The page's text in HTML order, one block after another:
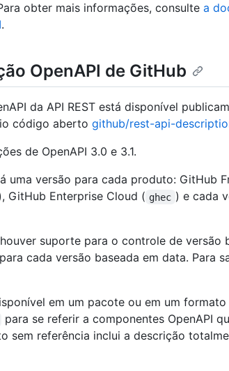
obter mais informações, consulte a
.
OpenAPI de GitHub
da API REST está disponível
código aberto github/rest-api-
de OpenAPI 3.0 e 3.1.
uma versão para cada produto: GitHub
GitHub Enterprise Cloud ( ghec ) e cada
suporte para o controle de versão
cada versão baseada em data. Para
em um pacote ou em um
para se referir a componentes OpenAPI
sem referência inclui a descrição